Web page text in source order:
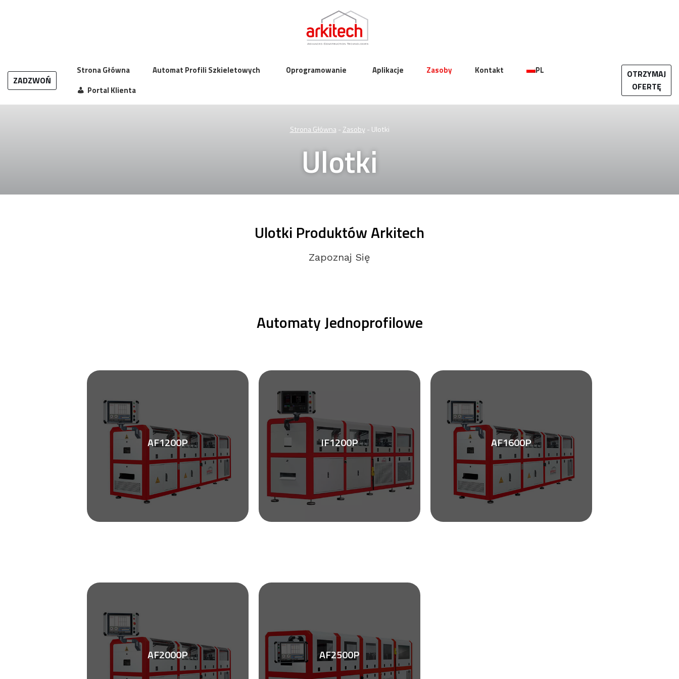
ZADZWOŃ
Strona Główna Automat Profili Szkieletowych Oprogramowanie Aplikacje Zasoby Kontakt
PL
Portal Klienta
OTRZYMAJ
OFERTĘ
Strona Główna- Zasoby- Ulotki
Ulotki
Ulotki Produktów Arkitech
Zapoznaj Się
Automaty Jednoprofilowe
AF1200P
Zobacz ulotkę IF1200P
Zobacz ulotkę AF1600P
Zobacz ulotkę
AF2000P
Zobacz ulotkę AF2500P
Zobacz ulotkę